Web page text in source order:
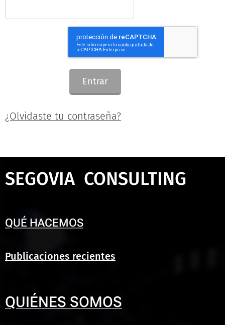
Entrar
¿Olvidaste tu contraseña?
SEGOVIA CONSULTING
QUÉ HACEMOS
Publicaciones recientes
QUIÉNES SOMOS